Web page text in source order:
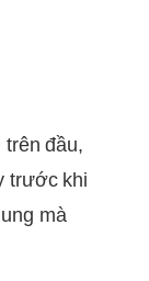
đầu,
trước khi
mà